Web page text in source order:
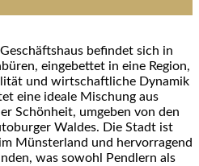
befindet sich in
eingebettet in eine Region,
und wirtschaftliche Dynamik
eine ideale Mischung aus
Schönheit, umgeben von den
Waldes. Die Stadt ist
Münsterland und hervorragend
was sowohl Pendlern als